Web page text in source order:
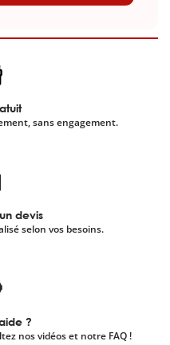
sans engagement.
devis
selon vos besoins.
?
nos vidéos et notre FAQ !